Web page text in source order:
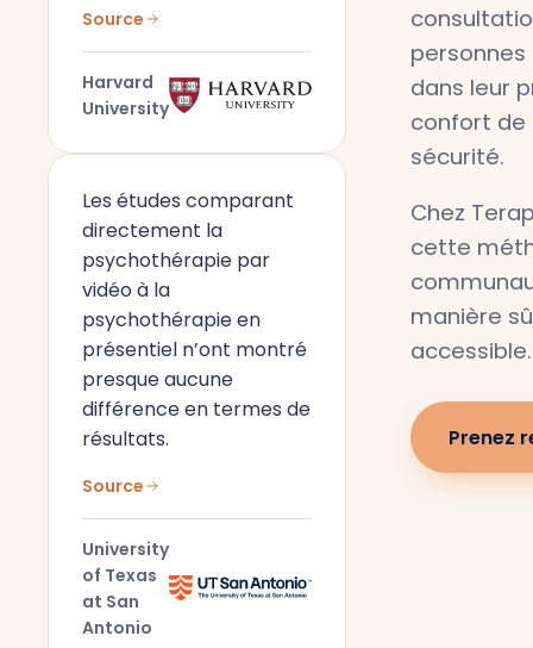
Source
Harvard
University
Les études comparant
directement la
psychothérapie par
vidéo à la
psychothérapie en
présentiel n’ont montré
presque aucune
différence en termes de
résultats.
Source
University
of Texas
at San
Antonio
personnes
dans leur
confort de
sécurité.
Chez
cette
manière
accessible.
Prenez